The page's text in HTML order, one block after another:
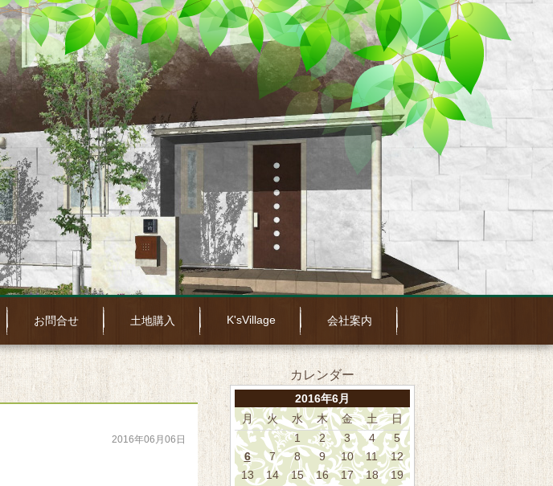
お問合せ 土地購入 K'sVillage 会社案内
2016年06月06日
カレンダー
2016年6月
月
火 水 木 金 土 日
1 2 3 4
5
6
7 8 9 10 11
12
13
14 15 16 17 18
19